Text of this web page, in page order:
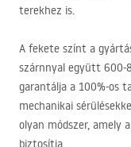
terekhez is.
A fekete színt a
szárnnyal együtt 600-
garantálja a 100%-os
mechanikai
olyan módszer, amely
biztosítja.